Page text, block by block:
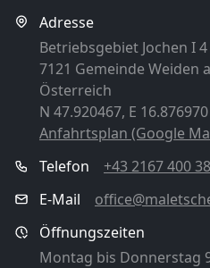
Adresse
Betriebsgebiet Jochen I 4
7121 Gemeinde Weiden
Österreich
N 47.920467, E 16.876970
Anfahrtsplan (Google
Telefon
+43 2167 400 38
E-Mail
Öffnungszeiten
Montag bis Donnerstag